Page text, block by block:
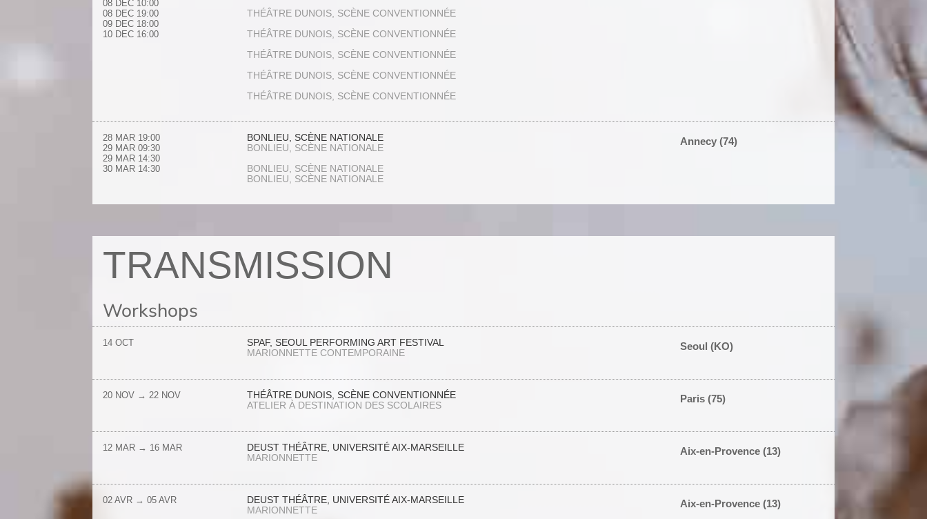
08 DEC 10:00
08 DEC 19:00
09 DEC 18:00
10 DEC 16:00
THÉÂTRE DUNOIS, SCÈNE CONVENTIONNÉE
THÉÂTRE DUNOIS, SCÈNE CONVENTIONNÉE
THÉÂTRE DUNOIS, SCÈNE CONVENTIONNÉE
THÉÂTRE DUNOIS, SCÈNE CONVENTIONNÉE
THÉÂTRE DUNOIS, SCÈNE CONVENTIONNÉE
28 MAR 19:00
29 MAR 09:30
29 MAR 14:30
30 MAR 14:30
BONLIEU, SCÈNE NATIONALE
BONLIEU, SCÈNE NATIONALE
BONLIEU, SCÈNE NATIONALE
BONLIEU, SCÈNE NATIONALE
Annecy (74)
TRANSMISSION
Workshops
14 OCT
SPAF, SEOUL PERFORMING ART FESTIVAL
MARIONNETTE CONTEMPORAINE
Seoul (KO)
20 NOV →22 NOV
THÉÂTRE DUNOIS, SCÈNE CONVENTIONNÉE
ATELIER À DESTINATION DES SCOLAIRES
Paris (75)
12 MAR → 16 MAR
DEUST THÉÂTRE, UNIVERSITÉ AIX-MARSEILLE
MARIONNETTE
Aix-en-Provence (13)
02 AVR →05 AVR
DEUST THÉÂTRE, UNIVERSITÉ AIX-MARSEILLE
MARIONNETTE
Aix-en-Provence (13)